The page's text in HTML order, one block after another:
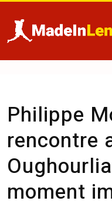
Philippe
rencontre
moment